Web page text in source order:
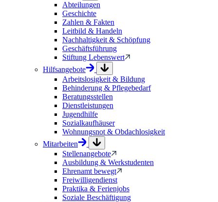
Abteilungen
Geschichte
Zahlen & Fakten
Leitbild & Handeln
Nachhaltigkeit & Schöpfung
Geschäftsführung
Stiftung Lebenswert
Hilfsangebote
Arbeitslosigkeit & Bildung
Behinderung & Pflegebedarf
Beratungsstellen
Dienstleistungen
Jugendhilfe
Sozialkaufhäuser
Wohnungsnot & Obdachlosigkeit
Mitarbeiten
Stellenangebote
Ausbildung & Werkstudenten
Ehrenamt bewegt
Freiwilligendienst
Praktika & Ferienjobs
Soziale Beschäftigung